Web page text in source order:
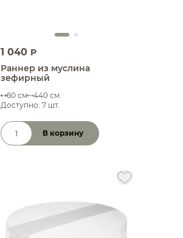
1 040 P
Раннер из муслина
зефирный
60 см
440 см
Доступно: 7 шт.
Количество товара
В корзину